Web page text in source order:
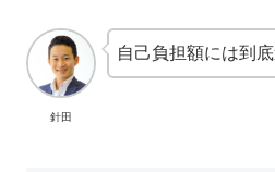
針田
自己負担額には到